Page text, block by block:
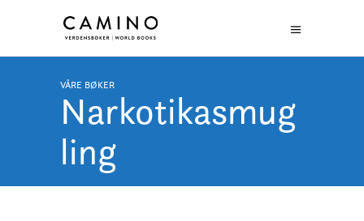
VÅRE BØKER
Narkotikasmug
ling